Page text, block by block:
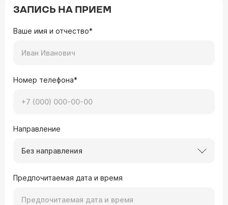
ЗАПИСЬ НА ПРИЕМ
Ваше имя и отчество*
Номер телефона*
Направление
Без направления
Предпочитаемая дата и время